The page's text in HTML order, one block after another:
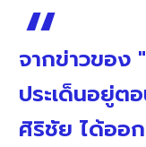
จากข่าวของ
ประเด็นอยู่ต
ศิริชัย ได้ออ